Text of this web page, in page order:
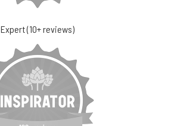
Expert (10+ reviews)